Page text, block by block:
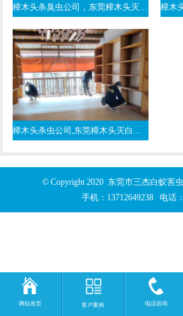
樟木头杀臭虫公司，东莞樟木头灭蚊灭蟑螂
樟木头杀虫公司,东莞樟木头灭白蚁,推荐樟木头白蚁防治公司
© Copyright 2020 东莞市三杰白蚁害
手机： 13712649238 电话
网站首页 客户案例 电话咨询